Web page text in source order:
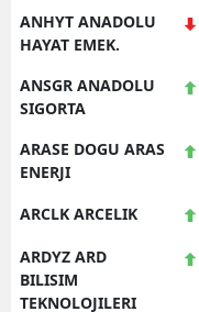
ANHYT ANADOLU
HAYAT EMEK.
ANSGR ANADOLU
SIGORTA
ARASE DOGU ARAS
ENERJI
ARCLK ARCELIK
ARDYZ ARD
BILISIM
TEKNOLOJILERI